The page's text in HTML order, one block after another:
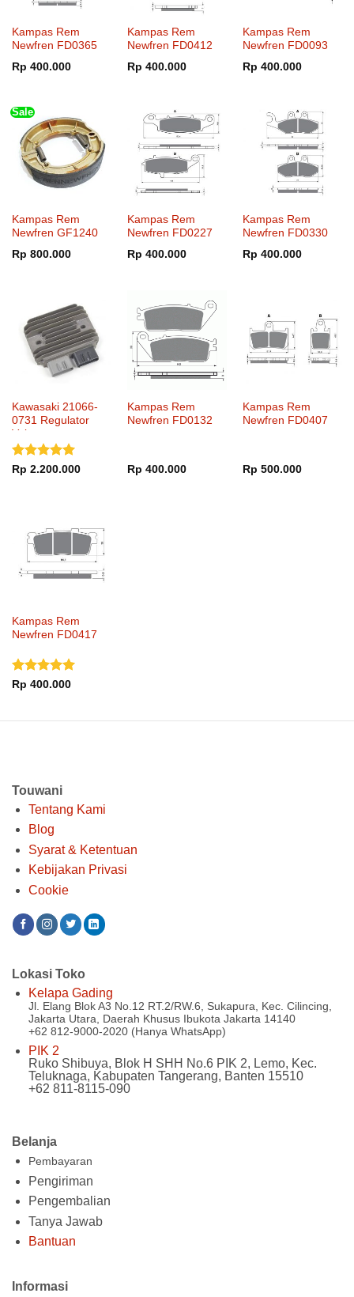
Kampas Rem
Newfren FD0365
Rp 400.000
Kampas Rem
Newfren FD0412
Rp 400.000
Kampas Rem
Newfren FD0093
Rp 400.000
Sale
Kampas Rem
Newfren GF1240
Rp 800.000
Kampas Rem
Newfren FD0227
Rp 400.000
Kampas Rem
Newfren FD0330
Rp 400.000
Kawasaki 21066-
0731 Regulator
Voltage
Dinilai5
Rp 2.200.000
Kampas Rem
Newfren FD0132
Rp 400.000
Kampas Rem
Newfren FD0407
Rp 500.000
Kampas Rem
Newfren FD0417
Dinilai 5
Rp 400.000
Touwani
Tentang Kami
Blog
Syarat & Ketentuan
Kebijakan Privasi
Cookie
Belanja
Pembayaran
Pengiriman
Pengembalian
Tanya Jawab
Bantuan
Informasi
Lokasi Toko
Kelapa Gading
Jl. Elang Blok A3 No.12 RT.2/RW.6, Sukapura, Kec. Cilincing,
Jakarta Utara, Daerah Khusus Ibukota Jakarta 14140
+62 812-9000-2020 (Hanya WhatsApp)
PIK 2
Ruko Shibuya, Blok H SHH No.6 PIK 2, Lemo, Kec.
Teluknaga, Kabupaten Tangerang, Banten 15510
+62 811-8115-090